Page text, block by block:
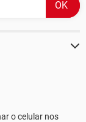
o celular nos